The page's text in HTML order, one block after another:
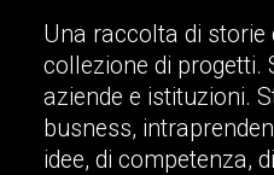
Una raccolta di storie
collezione di progetti.
aziende e istituzioni.
busness,
idee, di competenza,